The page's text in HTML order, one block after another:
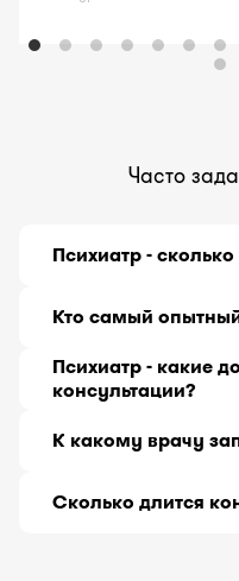
Часто
Психиатр -
до29000тг за 30
Кто самый
Врач психиатр с
работы 27 лет,
Психиатр - какие
консультации?
болезни с
сведения о
перечень
К какому врачу
помочь, обратитесь
Сколько длится